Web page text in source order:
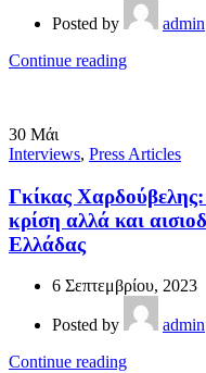
Posted by
admin
Continue reading
30 Μάι
Interviews, Press Articles
Γκίκας
κρίση αλλά και
Ελλάδας
6 Σεπτεμβρίου, 2023
Posted by
admin
Continue reading